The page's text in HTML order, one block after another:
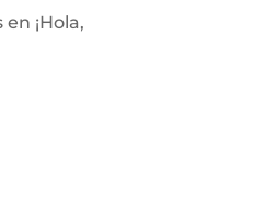
en ¡Hola,